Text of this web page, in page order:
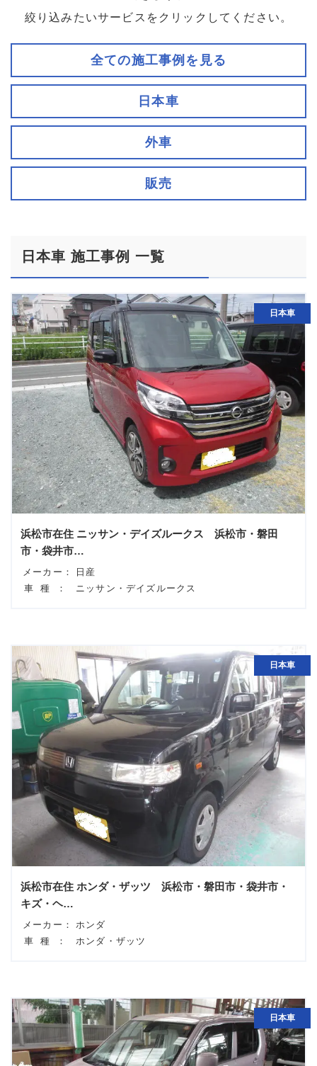
絞り込みたいサービスをクリックしてください。
全ての施工事例を見る
日本車
外車
販売
日本車 施工事例 一覧
日本車
浜松市在住 ニッサン・デイズルークス 浜松市・磐田
市・袋井市…
メーカー：
日産
車種：
ニッサン・デイズルークス
日本車
浜松市在住 ホンダ・ザッツ 浜松市・磐田市・袋井市・
キズ・ヘ…
メーカー：
ホンダ
車種：
ホンダ・ザッツ
日本車